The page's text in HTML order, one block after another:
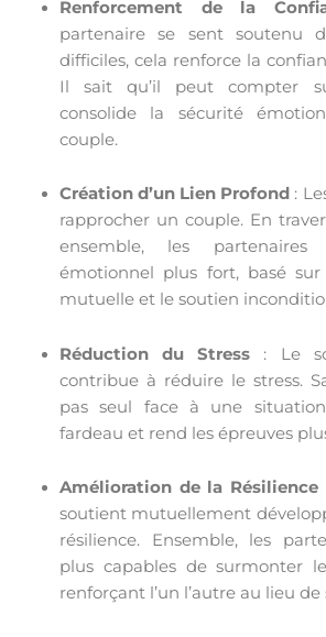
Renforcement de la
partenaire se sent soutenu
difficiles, cela renforce la
Il sait qu’il peut compter
consolide la sécurité
couple.
Création d’un Lien Profond :
rapprocher un couple. En
ensemble, les
émotionnel plus fort, basé
mutuelle et le soutien
Réduction du Stress : Le
contribue à réduire le stress.
pas seul face à une
fardeau et rend les épreuves
Amélioration de la Résilience
soutient mutuellement
résilience. Ensemble, les
plus capables de surmonter
renforçant l’un l’autre au lieu de